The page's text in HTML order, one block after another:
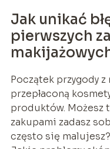
Jak unikać
pierwszych
Początek przygody
przepłaconą
produktów. Możesz
zakupami zadasz
często się